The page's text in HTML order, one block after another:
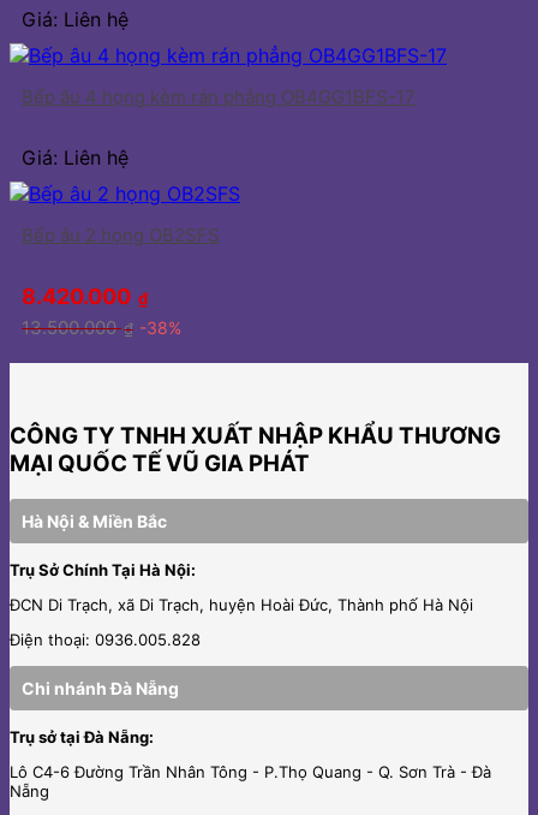
Giá: Liên hệ
Bếp âu 4 họng kèm rán phẳng OB4GG1BFS-17
Giá: Liên hệ
Bếp âu 2 họng OB2SFS
8.420.000 ₫
13.500.000₫ -38%
CÔNG TY TNHH XUẤT NHẬP KHẨU THƯƠNG
MẠI QUỐC TẾ VŨ GIA PHÁT
Hà Nội & Miền Bắc
Trụ Sở Chính Tại Hà Nội:
ĐCN Di Trạch, xã Di Trạch, huyện Hoài Đức, Thành phố Hà Nội
Điện thoại: 0936.005.828
Chi nhánh Đà Nẵng
Trụ sở tại Đà Nẵng:
Lô C4-6 Đường Trần Nhân Tông - P.Thọ Quang - Q. Sơn Trà - Đà
Nẵng